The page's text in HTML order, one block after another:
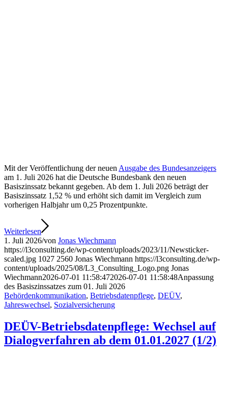
Mit der Veröffentlichung der neuenAusgabe des Bundesanzeigers
am 1. Juli 2026 hat die Deutsche Bundesbank den neuen
Basiszinssatz bekannt gegeben. Ab dem 1. Juli 2026 beträgt der
Basiszinssatz 1,52 % und erhöht sich damit im Vergleich zum
vorherigen Halbjahr um 0,25 Prozentpunkte.
Weiterlesen
1. Juli 2026/von Jonas Wiechmann
https://l3consulting.de/wp-content/uploads/2023/11/Newsticker-
scaled.jpg 1027 2560 Jonas Wiechmann https://l3consulting.de/wp-
content/uploads/2025/08/L3_Consulting_Logo.png Jonas
Wiechmann2026-07-01 11:58:472026-07-01 11:58:48Anpassung
des Basiszinssatzes zum 01. Juli 2026
Behördenkommunikation, Betriebsdatenpflege, DEÜV,
Jahreswechsel, Sozialversicherung
DEÜV-Betriebsdatenpflege: Wechsel auf
Dialogverfahren ab dem 01.01.2027 (1/2)